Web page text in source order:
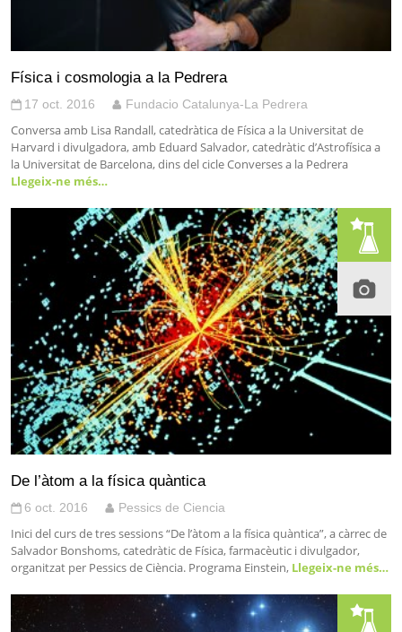
Física i cosmologia a la Pedrera
17 oct. 2016 Fundacio Catalunya-La Pedrera
Conversa amb Lisa Randall, catedràtica de Física a la Universitat de
Harvard i divulgadora, amb Eduard Salvador, catedràtic d’Astrofísica a
la Universitat de Barcelona, dins del cicle Converses a la Pedrera
Llegeix-ne més…
De l’àtom a la física quàntica
6 oct. 2016 Pessics de Ciencia
Inici del curs de tres sessions “De l’àtom a la física quàntica”, a càrrec de
Salvador Bonshoms, catedràtic de Física, farmacèutic i divulgador,
organitzat per Pessics de Ciència. Programa Einstein, Llegeix-ne més…